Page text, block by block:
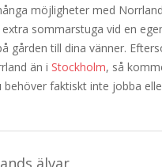
möjligheter med
sommarstuga vid en
gården till dina vänner.
än i Stockholm, så
behöver faktiskt inte jobba
älvar